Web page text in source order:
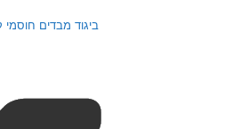
ביגוד מבדים חוסמי קרינת רדיו